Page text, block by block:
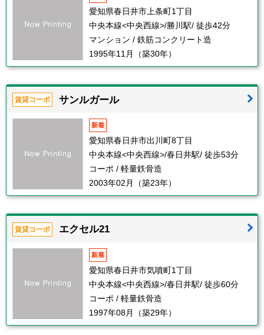
愛知県春日井市上条町1丁目
中央本線<中央西線>/勝川駅/ 徒歩42分
マンション / 鉄筋コンクリート造
1995年11月（築30年）
賃貸コーポ サンルガール
新着
愛知県春日井市出川町8丁目
中央本線<中央西線>/春日井駅/ 徒歩53分
コーポ / 軽量鉄骨造
2003年02月（築23年）
賃貸コーポ エクセル21
新着
愛知県春日井市気噴町1丁目
中央本線<中央西線>/春日井駅/ 徒歩60分
コーポ / 軽量鉄骨造
1997年08月（築29年）